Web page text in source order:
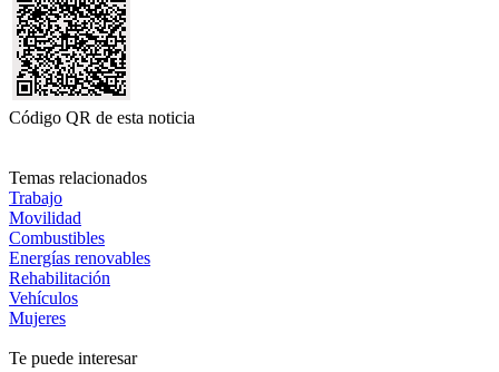
Código QR de esta noticia
Temas relacionados
Trabajo
Movilidad
Combustibles
Energías renovables
Rehabilitación
Vehículos
Mujeres
Te puede interesar